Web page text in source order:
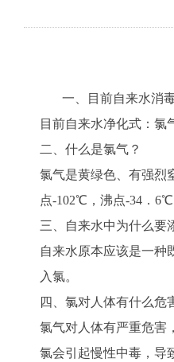
一、目前自来水消
目前自来水净化式：氯
二、什么是氯气？
氯气是黄绿色、有强烈
点-102℃，沸点-34．
三、自来水中为什么要
自来水原本应该是一种
入氯。
四、氯对人体有什么危
氯气对人体有严重危害
氯会引起慢性中毒，导